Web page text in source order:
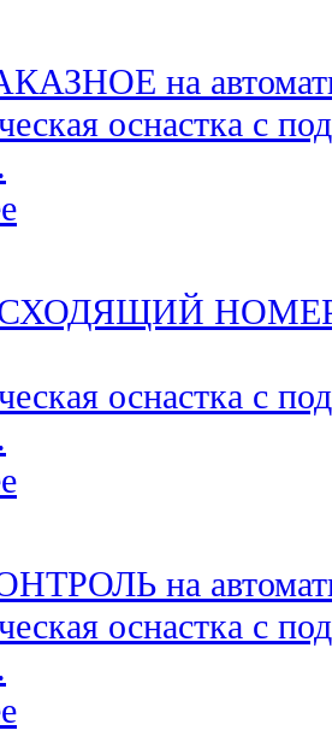
на
оснастка с
НОМЕР на
оснастка с
на
оснастка с